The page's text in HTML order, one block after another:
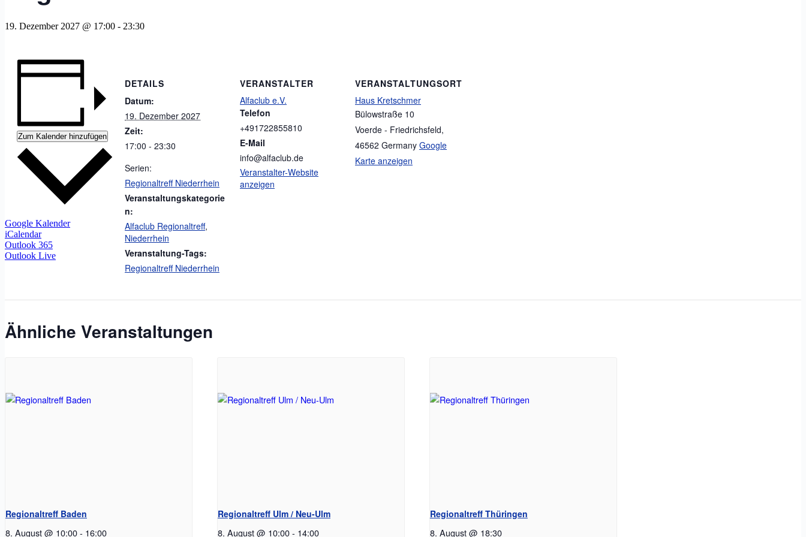
19. Dezember 2027 @ 17:00 - 23:30
Zum Kalender hinzufügen
Google Kalender
iCalendar
Outlook 365
Outlook Live
DETAILS
Datum:
19. Dezember 2027
Zeit:
17:00 - 23:30
Serien:
Regionaltreff Niederrhein
Veranstaltungskategorie
n:
Alfaclub Regionaltreff,
Niederrhein
Veranstaltung-Tags:
Regionaltreff Niederrhein
VERANSTALTER
Alfaclub e.V.
Telefon
+491722855810
E-Mail
info@alfaclub.de
Veranstalter-Website
anzeigen
VERANSTALTUNGSORT
Haus Kretschmer
Bülowstraße 10
Voerde - Friedrichsfeld,
46562 Germany Google
Karte anzeigen
Ähnliche Veranstaltungen
Regionaltreff Baden
8. August @ 10:00- 16:00
Regionaltreff Ulm / Neu-Ulm
8. August @ 10:00- 14:00
Regionaltreff Thüringen
8. August @ 18:30